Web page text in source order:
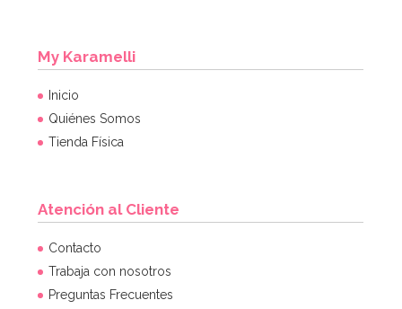
Juego de 25 Pajitas Azul Vintage
My Karamelli
Inicio
Quiénes Somos
Tienda Física
Atención al Cliente
Contacto
Trabaja con nosotros
Preguntas Frecuentes